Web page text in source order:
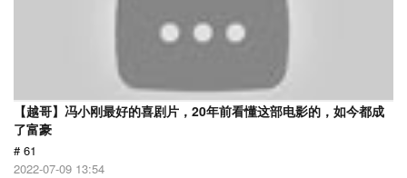
【越哥】冯小刚最好的喜剧片，20年前看懂这部电影的，如今都成
了富豪
# 61
2022-07-09 13:54